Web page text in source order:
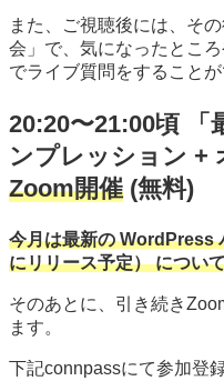
また、ご視聴後には、そ
会」で、気になったとこ
でライブ質問をすることが
20:20〜21:00頃 「
ンプレッション +
Zoom開催 (無料)
今月は最新の WordPress
にリリース予定） につい
そのあとに、引き続き
ます。
下記connpassにて参加登